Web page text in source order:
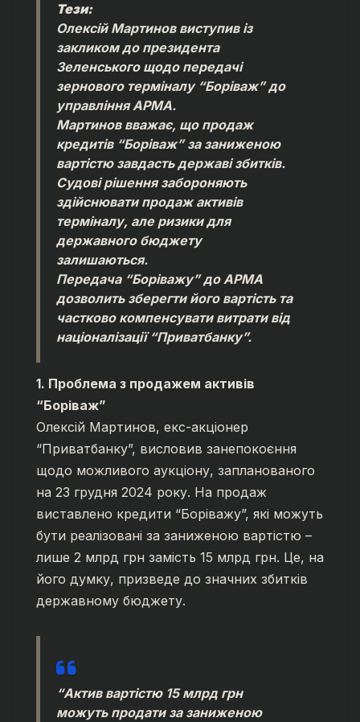
Тези:
Олексій Мартинов виступив із
закликом до президента
Зеленського щодо передачі
зернового терміналу “Боріваж” до
управління АРМА.
Мартинов вважає, що продаж
кредитів “Боріваж” за заниженою
вартістю завдасть державі збитків.
Судові рішення забороняють
здійснювати продаж активів
терміналу, але ризики для
державного бюджету
залишаються.
Передача “Боріважу” до АРМА
дозволить зберегти його вартість та
частково компенсувати витрати від
націоналізації “Приватбанку”.
1. Проблема з продажем активів
“Боріваж”
Олексій Мартинов, екс-акціонер
“Приватбанку”, висловив занепокоєння
щодо можливого аукціону, запланованого
на 23 грудня 2024 року. На продаж
виставлено кредити “Боріважу”, які можуть
бути реалізовані за заниженою вартістю –
лише 2 млрд грн замість 15 млрд грн. Це, на
його думку, призведе до значних збитків
державному бюджету.
“Актив вартістю 15 млрд грн
можуть продати за заниженою